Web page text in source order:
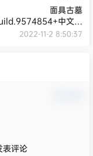
面具古墓
中文语
音）
2022-11-2 8:50:37
表评论